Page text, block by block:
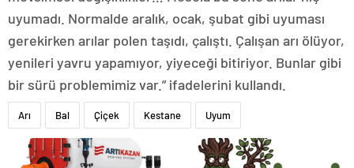
uyumadı. Normalde aralık, ocak, şubat gibi uyuması
gerekirken arılar polen taşıdı, çalıştı. Çalışan arı ölüyor,
yenileri yavru yapamıyor, yiyeceği bitiriyor. Bunlar gibi
bir sürü problemimiz var.” ifadelerini kullandı.
Arı Bal Çiçek Kestane Uyum